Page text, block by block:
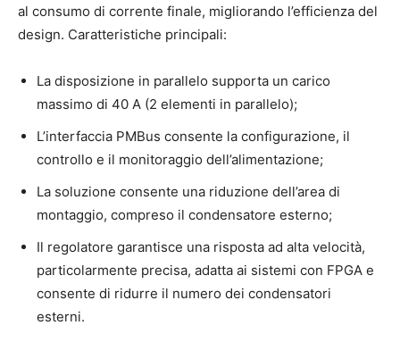
al consumo di corrente finale, migliorando l’efficienza del
design. Caratteristiche principali:
La disposizione in parallelo supporta un carico
massimo di 40 A (2 elementi in parallelo);
L’interfaccia PMBus consente la configurazione, il
controllo e il monitoraggio dell’alimentazione;
La soluzione consente una riduzione dell’area di
montaggio, compreso il condensatore esterno;
Il regolatore garantisce una risposta ad alta velocità,
particolarmente precisa, adatta ai sistemi con FPGA e
consente di ridurre il numero dei condensatori
esterni.